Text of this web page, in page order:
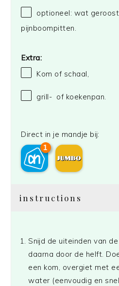
optioneel: wat
pijnboompitten.
Extra:
Kom of schaal,
grill- of koekenpan.
Direct in je mandje bij:
1
instructions
Snijd de uiteinden van
daarna door de helft.
een kom, overgiet met
water (eenvoudig en